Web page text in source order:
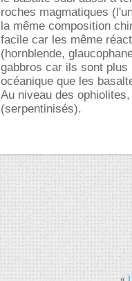
roches magmatiques
la même composition
facile car les même
(hornblende,
gabbros car ils sont plus
océanique que les
Au niveau des
(serpentinisés).